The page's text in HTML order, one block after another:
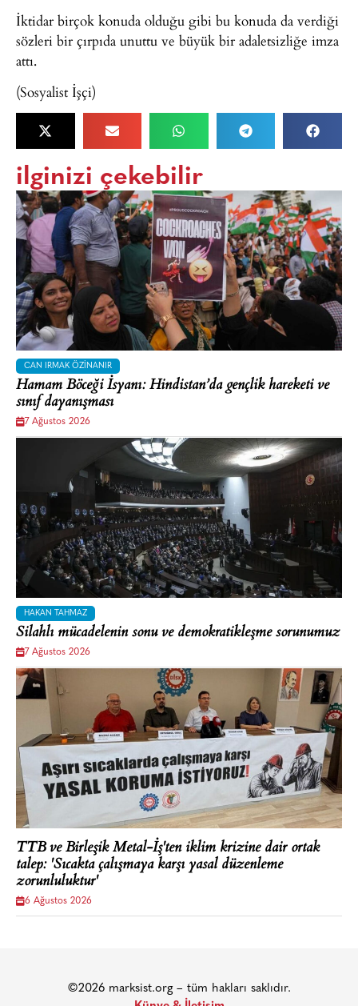
İktidar birçok konuda olduğu gibi bu konuda da verdiği
sözleri bir çırpıda unuttu ve büyük bir adaletsizliğe imza
attı.
(Sosyalist İşçi)
ilginizi çekebilir
CAN IRMAK ÖZINANIR
Hamam Böceği İsyanı: Hindistan’da gençlik hareketi ve
sınıf dayanışması
7 Ağustos 2026
HAKAN TAHMAZ
Silahlı mücadelenin sonu ve demokratikleşme sorunumuz
7 Ağustos 2026
TTB ve Birleşik Metal-İş'ten iklim krizine dair ortak
talep: 'Sıcakta çalışmaya karşı yasal düzenleme
zorunluluktur'
6 Ağustos 2026
©2026 marksist.org – tüm hakları saklıdır.